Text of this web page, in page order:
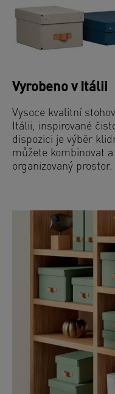
Vyrobeno v Itálii
Vysoce kvalitní
Itálii, inspirované
dispozici je výběr
můžete kombinovat
organizovaný prostor.